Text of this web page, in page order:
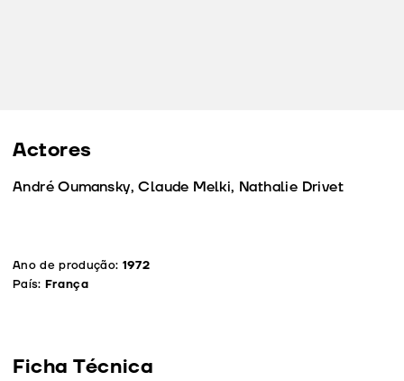
Actores
André Oumansky, Claude Melki, Nathalie Drivet
Ano de produção: 1972
País: França
Ficha Técnica